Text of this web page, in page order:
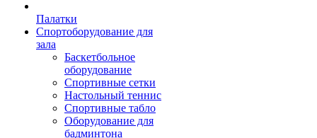
Палатки
Спортоборудование для
зала
Баскетбольное
оборудование
Спортивные сетки
Настольный теннис
Спортивные табло
Оборудование для
бадминтона